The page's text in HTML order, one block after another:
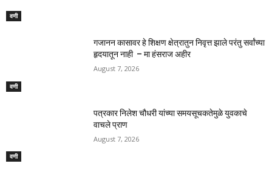
वणी
वणी
गजानन कासावर हे शिक्षण क्षेत्रातुन निवृत्त झाले परंतु सर्वांच्या
हृदयातून नाही – मा हंसराज अहीर
August 7, 2026
वणी
पत्रकार निलेश चौधरी यांच्या समयसूचकतेमुळे युवकाचे
वाचले प्राण
August 7, 2026